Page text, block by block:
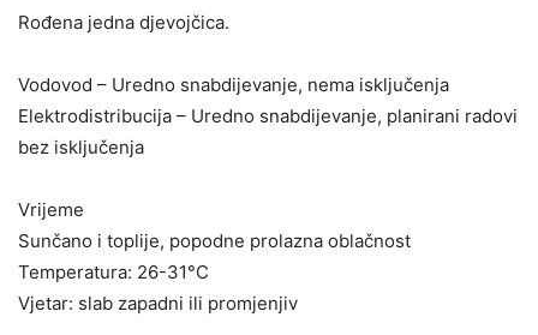
Rođena jedna djevojčica.
Vodovod – Uredno snabdijevanje, nema isključenja
Elektrodistribucija – Uredno snabdijevanje, planirani radovi
bez isključenja
Vrijeme
Sunčano i toplije, popodne prolazna oblačnost
Temperatura: 26-31°C
Vjetar: slab zapadni ili promjenjiv